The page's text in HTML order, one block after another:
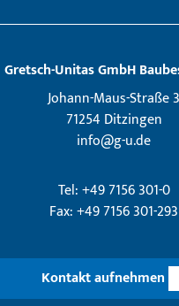
Gretsch­-Unitas GmbH
Johann-Maus-Straße 3
71254 Ditzingen
info@g-u.de
Tel: +49 7156 301-0
Fax: +49 7156 301-293
Kontakt aufnehmen